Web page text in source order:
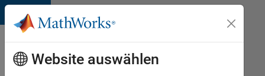
Weiter zum Inhalt
Karriere
bei
MathWorks
Website auswählen